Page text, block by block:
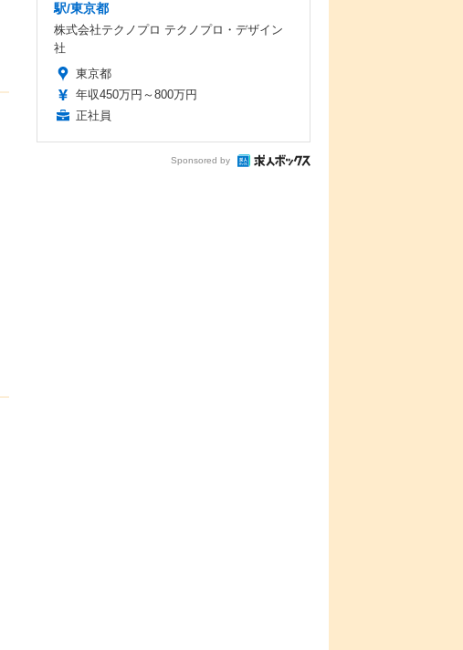
駅/東京都
株式会社テクノプロ テクノプロ・デザイン
社
東京都
年収450万円～800万円
正社員
Sponsored by